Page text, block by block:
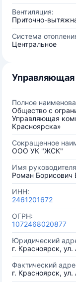
Вентиляция:
Приточно-
Система
Центральное
Полное
Общество с
Управляющая
Красноярска»
Сокращенное
ООО УК "ЖСК"
Имя
Роман Борисович
ИНН:
2461201672
ОГРН:
1072468020877
Юридический
г. Красноярск,
Фактический
г. Красноярск,